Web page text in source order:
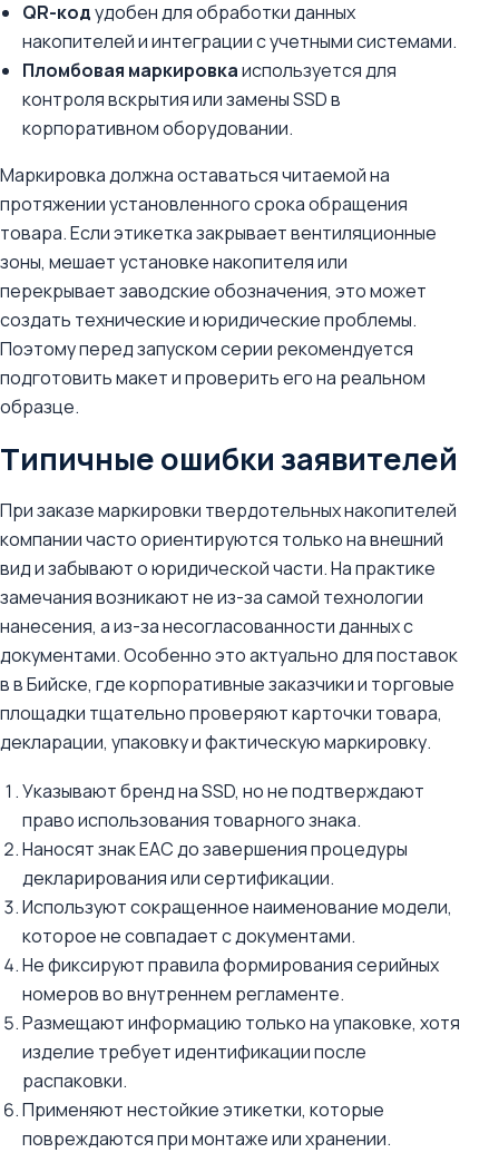
QR-кодудобен для обработки данных
накопителей и интеграции с учетными системами.
Пломбовая маркировкаиспользуется для
контроля вскрытия или замены SSD в
корпоративном оборудовании.
Маркировка должна оставаться читаемой на
протяжении установленного срока обращения
товара. Если этикетка закрывает вентиляционные
зоны, мешает установке накопителя или
перекрывает заводские обозначения, это может
создать технические и юридические проблемы.
Поэтому перед запуском серии рекомендуется
подготовить макет и проверить его на реальном
образце.
Типичные ошибки заявителей
При заказе маркировки твердотельных накопителей
компании часто ориентируются только на внешний
вид и забывают о юридической части. На практике
замечания возникают не из-за самой технологии
нанесения, а из-за несогласованности данных с
документами. Особенно это актуально для поставок
в в Бийске, где корпоративные заказчики и торговые
площадки тщательно проверяют карточки товара,
декларации, упаковку и фактическую маркировку.
Указывают бренд на SSD, но не подтверждают
право использования товарного знака.
Наносят знак ЕАС до завершения процедуры
декларирования или сертификации.
Используют сокращенное наименование модели,
которое не совпадает с документами.
Не фиксируют правила формирования серийных
номеров во внутреннем регламенте.
Размещают информацию только на упаковке, хотя
изделие требует идентификации после
распаковки.
Применяют нестойкие этикетки, которые
повреждаются при монтаже или хранении.